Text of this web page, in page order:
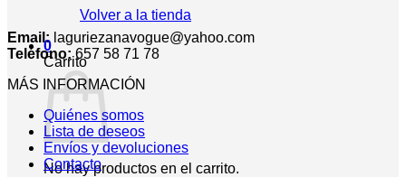
Volver a la tienda
0
Carrito
No hay productos en el carrito.
Email: laguriezanavogue@yahoo.com
Teléfono:657 58 71 78
MÁS INFORMACIÓN
Quiénes somos
Lista de deseos
Envíos y devoluciones
Contacto